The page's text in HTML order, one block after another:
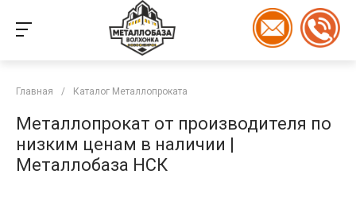
Главная / Каталог Металлопроката
Металлопрокат от производителя по
низким ценам в наличии |
Металлобаза НСК